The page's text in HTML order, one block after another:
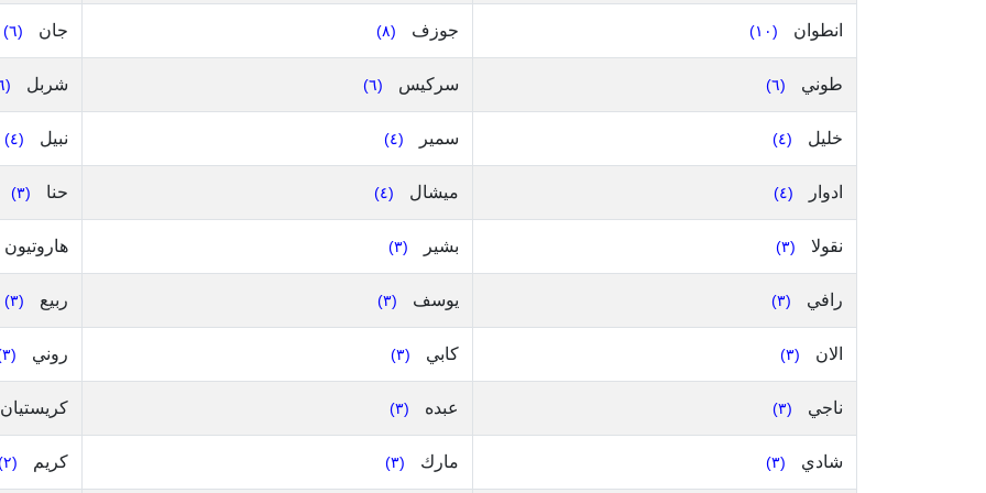
انطوان (١٠) جوزف (٨) جان (٦)
طوني (٦) سركيس (٦) شربل (٦)
خليل (٤) سمير (٤) نبيل (٤)
ادوار (٤) ميشال (٤) حنا (٣)
نقولا (٣) بشير (٣) هاروتيون
رافي (٣) يوسف (٣) ربيع (٣)
الان (٣) كابي (٣) روني (٣)
ناجي (٣) عبده (٣) كريستيان
شادي (٣) مارك (٣) كريم (٢)